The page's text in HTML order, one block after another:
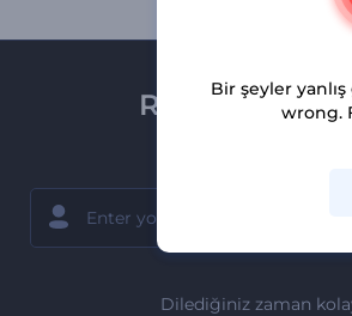
Renderforest
Dilediğiniz zaman
Bir şeyler
wrong.